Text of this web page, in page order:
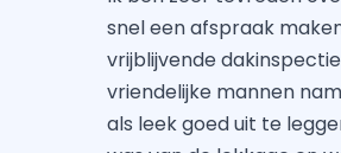
snel een afspraak
vrijblijvende
vriendelijke mannen
als leek goed uit te